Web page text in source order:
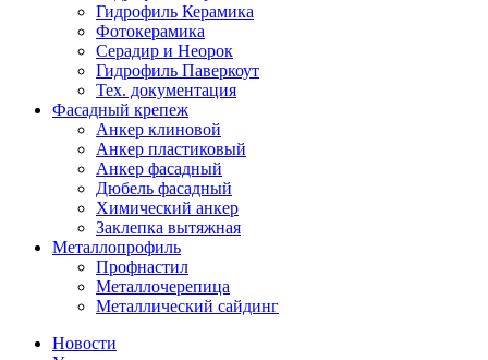
Гидрофиль Керамика
Фотокерамика
Серадир и Неорок
Гидрофиль Паверкоут
Тех. документация
Фасадный крепеж
Анкер клиновой
Анкер пластиковый
Анкер фасадный
Дюбель фасадный
Химический анкер
Заклепка вытяжная
Металлопрофиль
Профнастил
Металлочерепица
Металлический сайдинг
Новости